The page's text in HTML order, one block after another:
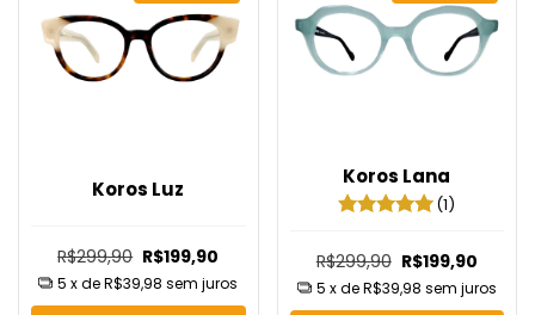
Koros Luz
R$299,90 R$199,90
5 x deR$39,98 sem juros
Koros Lana
(1)
R$299,90 R$199,90
5 x deR$39,98 sem juros